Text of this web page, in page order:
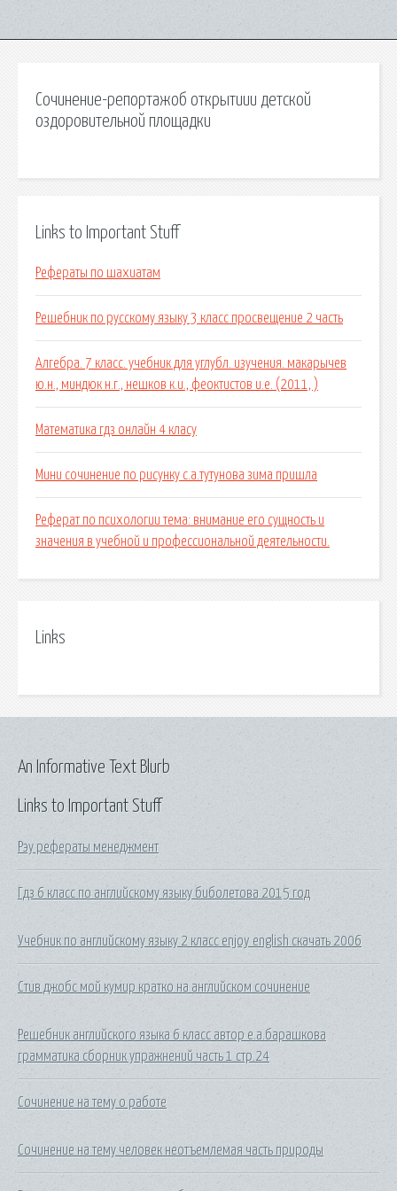
Сочинение-репортажоб открытиии детской
оздоровительной площадки
Links to Important Stuff
Рефераты по шахиатам
Решебник по русскому языку 3 класс просвещение 2 часть
Алгебра. 7 класс. учебник для углубл. изучения. макарычев
ю.н., миндюк н.г., нешков к.и., феоктистов и.е. (2011, )
Математика гдз онлайн 4 класу
Мини сочинение по рисунку с.а.тутунова зима пришла
Реферат по психологии тема: внимание его сущность и
значения в учебной и профессиональной деятельности.
Links
Links to Important Stuff
Рэу рефераты менеджмент
Гдз 6 класс по английскому языку биболетова 2015 год
Учебник по английскому языку 2 класс enjoy english скачать 2006
Стив джобс мой кумир кратко на английском сочинение
Решебник английского языка 6 класс автор е.а.барашкова
грамматика сборник упражнений часть 1 стр.24
Сочинение на тему о работе
Сочинение на тему человек неотъемлемая часть природы
An Informative Text Blurb